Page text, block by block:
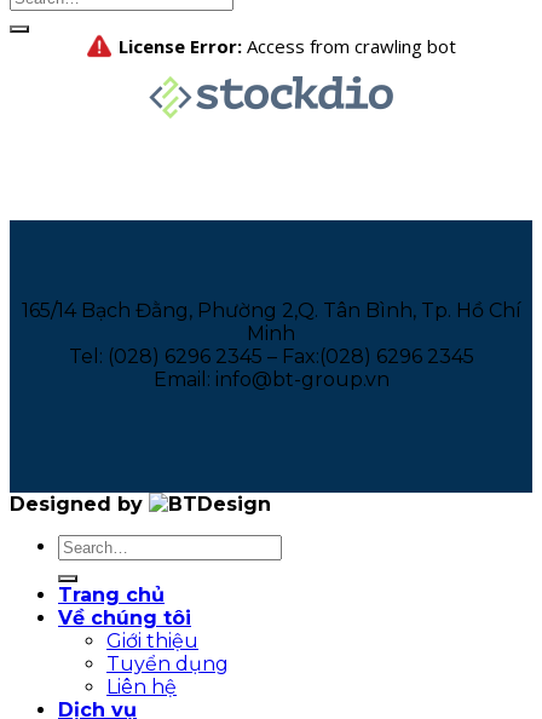
165/14 Bạch Đằng, Phường 2,Q. Tân Bình, Tp. Hồ Chí
Minh
Tel: (028) 6296 2345 – Fax:(028) 6296 2345
Email: info@bt-group.vn
Designed by
Trang chủ
Về chúng tôi
Giới thiệu
Tuyển dụng
Liên hệ
Dịch vụ